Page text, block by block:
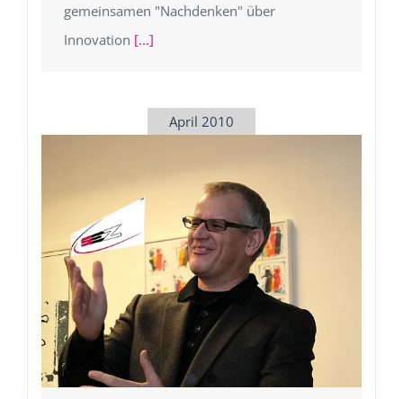
gemeinsamen "Nachdenken" über
Innovation [...]
April 2010